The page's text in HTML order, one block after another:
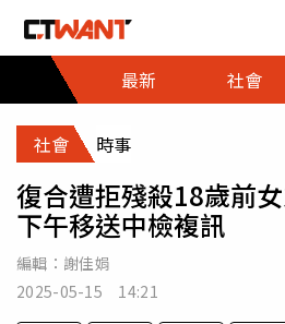
最新
社會
社會 時事
復合遭拒殘殺18歲前
下午移送中檢複訊
編輯： 謝佳娟
2025-05-15 14:21